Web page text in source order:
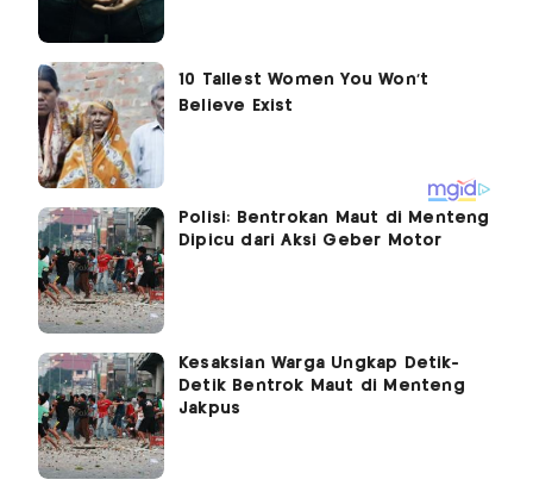
Polisi: Bentrokan Maut di Menteng
Dipicu dari Aksi Geber Motor
Kesaksian Warga Ungkap Detik-
Detik Bentrok Maut di Menteng
Jakpus